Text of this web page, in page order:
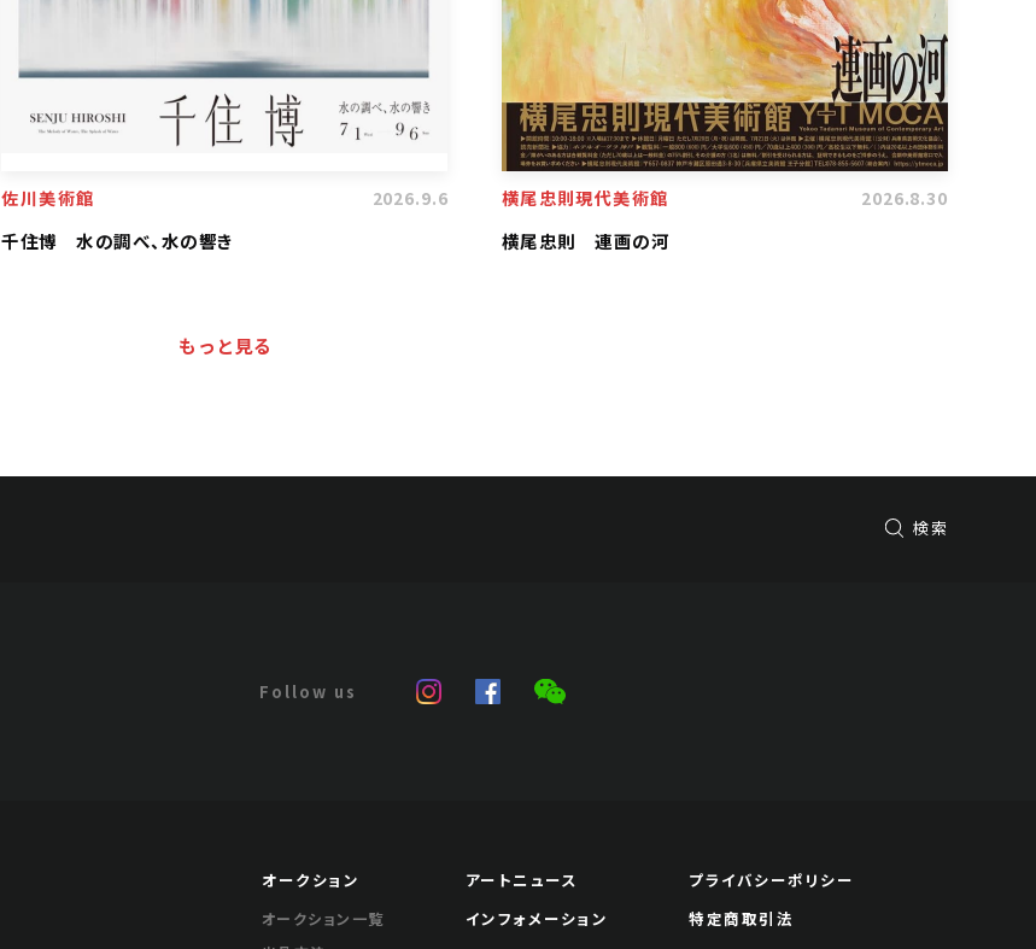
佐川美術館 2026.9.6
千住博 水の調べ、水の響き
横尾忠則現代美術館 2026.8.30
横尾忠則 連画の河
もっと見る
検索
オークション
オークション一覧
アートニュース
インフォメーション
プライバシーポリシー
特定商取引法